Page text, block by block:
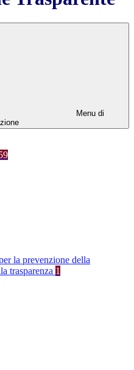
Menu di
la prevenzione della
trasparenza 1